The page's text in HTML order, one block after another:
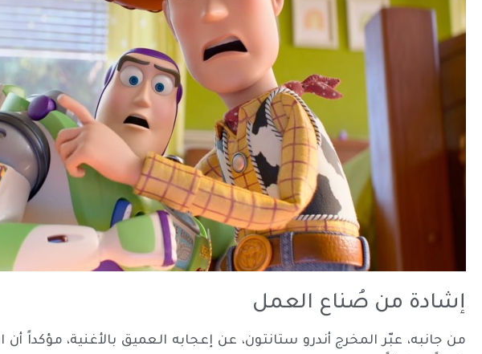
إشادة من صُناع العمل
من جانبه، عبّر المخرج أندرو ستانتون، عن إعجابه العميق بالأغنية،